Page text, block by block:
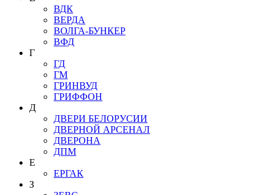
ВДК
ВЕРДА
ВОЛГА-БУНКЕР
ВФД
Г
ГД
ГМ
ГРИНВУД
ГРИФФОН
Д
ДВЕРИ БЕЛОРУСИИ
ДВЕРНОЙ АРСЕНАЛ
ДВЕРОНА
ДПМ
Е
ЕРГАК
З